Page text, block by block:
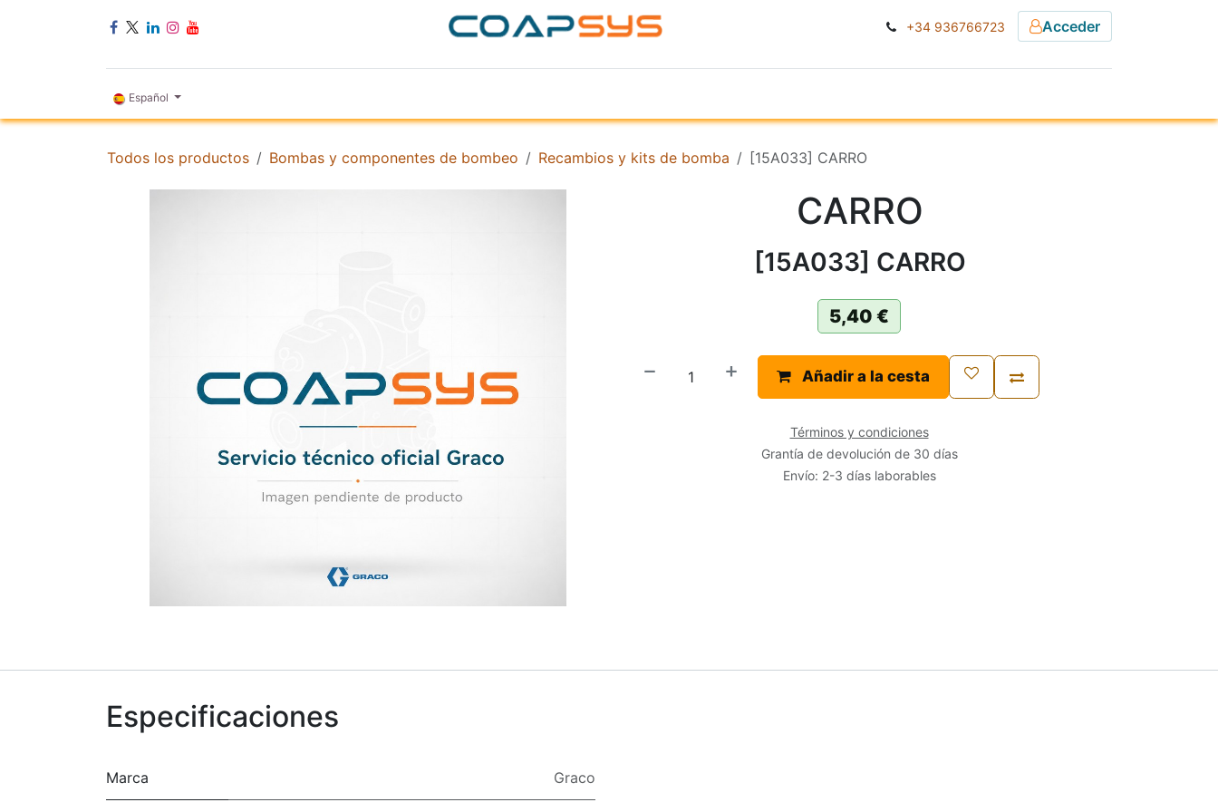
+34 936766723 Acceder
Español
Todos los productos Bombas y componentes de bombeo Recambios y kits de bomba [15A033] CARRO
CARRO
[15A033] CARRO
5,40 €
Añadir a la cesta
Términos y condiciones
Grantía de devolución de 30 días
Envío: 2-3 días laborables
Especificaciones
Marca Graco